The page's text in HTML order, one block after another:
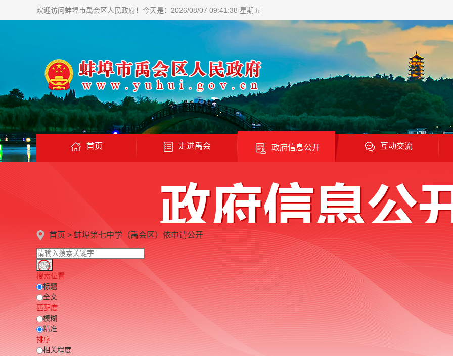
欢迎访问蚌埠市禹会区人民政府！ 今天是：2026/08/07 09:41:39 星期五
首页 走进禹会 政府信息公开 互动交流
首页 > 蚌埠第七中学（禹会区） 依申请公开
搜索位置
标题
全文
匹配度
模糊
精准
排序
相关程度